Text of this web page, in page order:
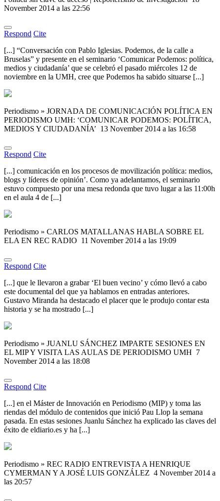
November 2014 a las 22:56
Respond Cite
[...] “Conversación con Pablo Iglesias. Podemos, de la calle a
Bruselas” y presente en el seminario ‘Comunicar Podemos: política,
medios y ciudadanía’ que se celebró el pasado miércoles 12 de
noviembre en la UMH, cree que Podemos ha sabido situarse [...]
Periodismo » JORNADA DE COMUNICACIÓN POLÍTICA EN
PERIODISMO UMH: ‘COMUNICAR PODEMOS: POLÍTICA,
MEDIOS Y CIUDADANÍA’ 13 November 2014 a las 16:58
Respond Cite
[...] comunicación en los procesos de movilización política: medios,
blogs y líderes de opinión’. Como ya adelantamos, el seminario
estuvo compuesto por una mesa redonda que tuvo lugar a las 11:00h
en el aula 4 de [...]
Periodismo » CARLOS MATALLANAS HABLA SOBRE EL
ELA EN REC RADIO 11 November 2014 a las 19:09
Respond Cite
[...] que le llevaron a grabar ‘El buen vecino’ y cómo llevó a cabo
este documental del que ya hablamos en entradas anteriores.
Gustavo Miranda ha destacado el placer que le produjo contar esta
historia y se ha mostrado [...]
Periodismo » JUANLU SÁNCHEZ IMPARTE SESIONES EN
EL MIP Y VISITA LAS AULAS DE PERIODISMO UMH 7
November 2014 a las 18:08
Respond Cite
[...] en el Máster de Innovación en Periodismo (MIP) y toma las
riendas del módulo de contenidos que inició Pau Llop la semana
pasada. En estas sesiones Juanlu Sánchez ha explicado las claves del
éxito de eldiario.es y ha [...]
Periodismo » REC RADIO ENTREVISTA A HENRIQUE
CYMERMAN Y A JOSÉ LUIS GONZÁLEZ 4 November 2014 a
las 20:57